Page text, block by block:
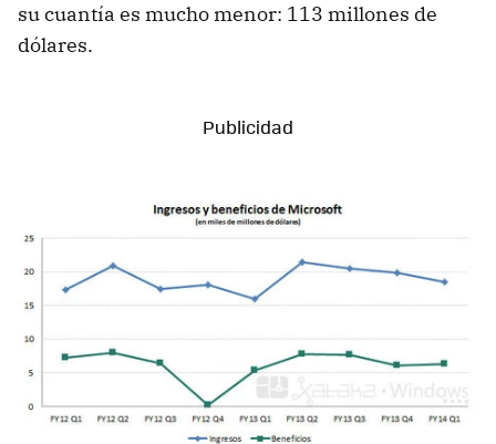
su cuantía es mucho menor: 113 millones de
dólares.